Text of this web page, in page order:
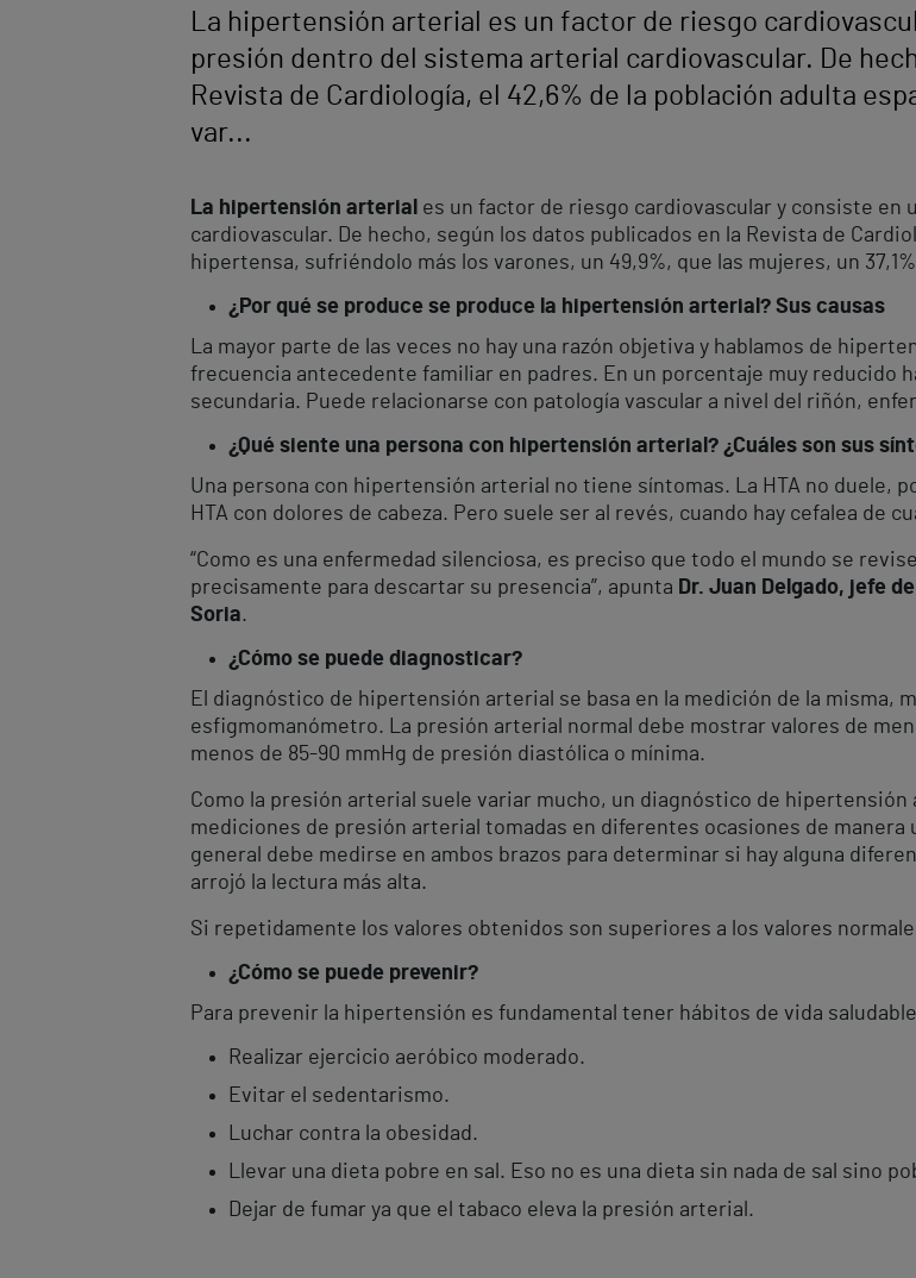
La hipertensión arterial es un factor de riesgo
presión dentro del sistema arterial cardiovascular. De
Revista de Cardiología, el 42,6% de la población adulta
var...
La hipertensión arterial es un factor de riesgo cardiovascular y consiste
cardiovascular. De hecho, según los datos publicados en la Revista de
hipertensa, sufriéndolo más los varones, un 49,9%, que las mujeres, un
¿Por qué se produce se produce la hipertensión arterial? Sus causas
La mayor parte de las veces no hay una razón objetiva y hablamos de
frecuencia antecedente familiar en padres. En un porcentaje muy reducido
secundaria. Puede relacionarse con patología vascular a nivel del riñón,
¿Qué siente una persona con hipertensión arterial? ¿Cuáles son sus
Una persona con hipertensión arterial no tiene síntomas. La HTA no duele,
HTA con dolores de cabeza. Pero suele ser al revés, cuando hay cefalea de
“Como es una enfermedad silenciosa, es preciso que todo el mundo se
precisamente para descartar su presencia”, apunta Dr. Juan Delgado, jefe
Soria.
¿Cómo se puede diagnosticar?
El diagnóstico de hipertensión arterial se basa en la medición de la misma,
esfigmomanómetro. La presión arterial normal debe mostrar valores de
menos de 85-90 mmHg de presión diastólica o mínima.
Como la presión arterial suele variar mucho, un diagnóstico de hipertensión
mediciones de presión arterial tomadas en diferentes ocasiones de
general debe medirse en ambos brazos para determinar si hay alguna
arrojó la lectura más alta.
Si repetidamente los valores obtenidos son superiores a los valores
¿Cómo se puede prevenir?
Para prevenir la hipertensión es fundamental tener hábitos de vida
Realizar ejercicio aeróbico moderado.
Evitar el sedentarismo.
Luchar contra la obesidad.
Llevar una dieta pobre en sal. Eso no es una dieta sin nada de sal sino
Dejar de fumar ya que el tabaco eleva la presión arterial.